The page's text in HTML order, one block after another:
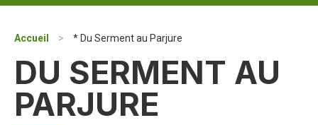
Accueil > * Du Serment au Parjure
DU SERMENT AU
PARJURE